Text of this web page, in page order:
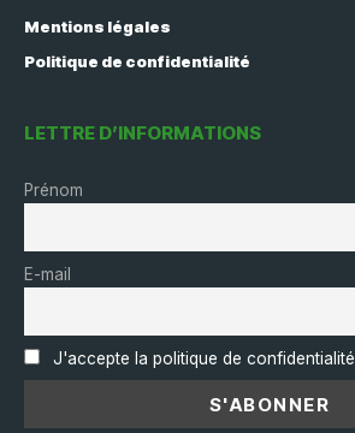
Mentions légales
Politique de confidentialité
LETTRE D’INFORMATIONS
Prénom
E-mail
J'accepte la politique de confidentialité